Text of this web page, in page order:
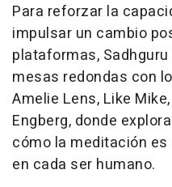
Para reforzar la
impulsar un cambio
plataformas,
mesas redondas con
Amelie Lens, Like
Engberg, donde
cómo la meditación
en cada ser humano.